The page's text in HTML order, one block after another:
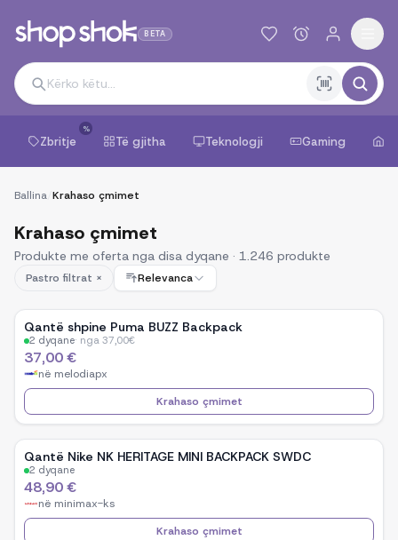
BETA
Zbritje
%
Të gjitha Teknologji Gaming
Ballina Krahaso çmimet
Krahaso çmimet
Produkte me oferta nga disa dyqane · 1.246 produkte
Pastro filtrat × Relevanca
Qantë shpine Puma BUZZ Backpack
2 dyqane· nga 37,00€
37,00 €
në melodiapx
Krahaso çmimet
Qantë Nike NK HERITAGE MINI BACKPACK SWDC
2 dyqane
48,90 €
në minimax-ks
Krahaso çmimet